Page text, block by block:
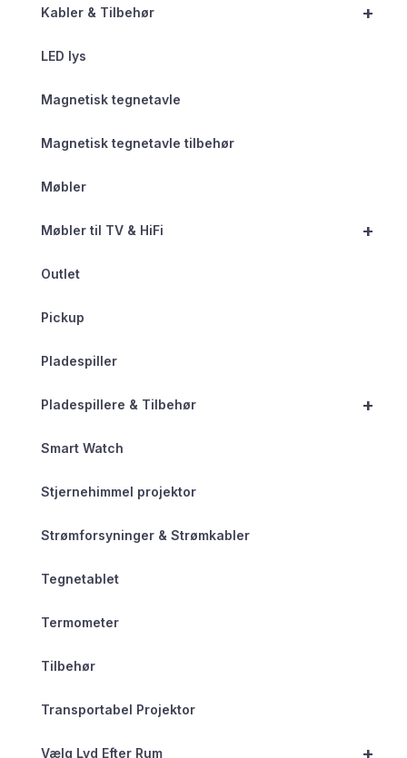
+
Kabler & Tilbehør
LED lys
Magnetisk tegnetavle
Magnetisk tegnetavle tilbehør
Møbler
+
Møbler til TV & HiFi
Outlet
Pickup
Pladespiller
+
Pladespillere & Tilbehør
Smart Watch
Stjernehimmel projektor
Strømforsyninger & Strømkabler
Tegnetablet
Termometer
Tilbehør
Transportabel Projektor
+
Vælg Lyd Efter Rum